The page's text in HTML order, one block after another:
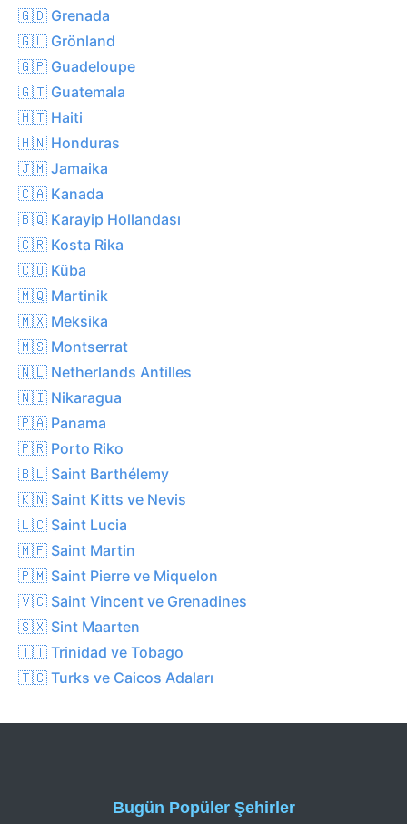
🇬🇩 Grenada
🇬🇱 Grönland
🇬🇵 Guadeloupe
🇬🇹 Guatemala
🇭🇹 Haiti
🇭🇳 Honduras
🇯🇲 Jamaika
🇨🇦 Kanada
🇧🇶 Karayip Hollandası
🇨🇷 Kosta Rika
🇨🇺 Küba
🇲🇶 Martinik
🇲🇽 Meksika
🇲🇸 Montserrat
🇳🇱 Netherlands Antilles
🇳🇮 Nikaragua
🇵🇦 Panama
🇵🇷 Porto Riko
🇧🇱 Saint Barthélemy
🇰🇳 Saint Kitts ve Nevis
🇱🇨 Saint Lucia
🇲🇫 Saint Martin
🇵🇲 Saint Pierre ve Miquelon
🇻🇨 Saint Vincent ve Grenadines
🇸🇽 Sint Maarten
🇹🇹 Trinidad ve Tobago
🇹🇨 Turks ve Caicos Adaları
Bugün Popüler Şehirler